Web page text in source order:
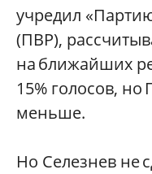
учредил
(ПВР),
на ближайших
15% голосов, но
меньше.
Но Селезнев не